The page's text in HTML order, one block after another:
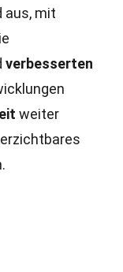
aus, mit
verbesserten
weiter